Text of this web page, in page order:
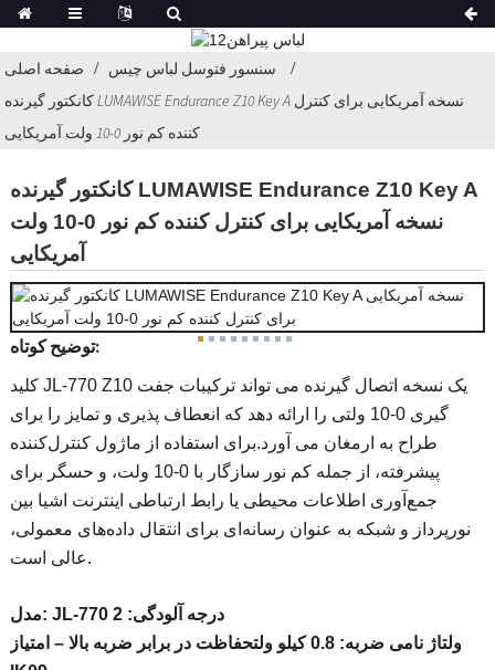
صفحه اصلی
سنسور فتوسل لباس چیس
کانکتور گیرنده LUMAWISE Endurance Z10 Key A نسخه آمریکایی برای کنترل
کننده کم نور 0-10 ولت آمریکایی
کانکتور گیرنده LUMAWISE Endurance Z10 Key A
نسخه آمریکایی برای کنترل کننده کم نور 0-10 ولت
آمریکایی
توضیح کوتاه:
کلید JL-770 Z10 یک نسخه اتصال گیرنده می تواند ترکیبات جفت
گیری 0-10 ولتی را ارائه دهد که انعطاف پذیری و تمایز را برای
طراح به ارمغان می آورد.برای استفاده از ماژول کنترل‌کننده
پیشرفته، از جمله کم نور سازگار با 0-10 ولت، و حسگر برای
جمع‌آوری اطلاعات محیطی یا رابط ارتباطی اینترنت اشیا بین
نورپرداز و شبکه به عنوان رسانه‌ای برای انتقال داده‌های معمولی،
عالی است.
مدل: JL-770 درجه آلودگی: 2
ولتاژ نامی ضربه: 0.8 کیلو ولت
حفاظت در برابر ضربه بالا – امتیاز